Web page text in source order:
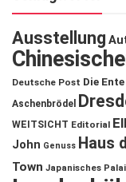
Ausstellung
Deutsche Post Die
Aschenbrödel
WEITSICHT Editorial
John Genuss Haus
Town Japanisches